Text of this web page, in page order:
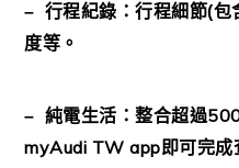
– 行程紀錄：行程細節(包
度等。
– 純電生活：整合超過
myAudi TW app 即可完